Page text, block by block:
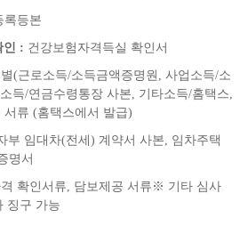
록등본
인 : 건강보험자격득실 확인서
(근로소득/소득금액증명원, 사업소득/소
득/연금수령통장 사본, 기타소득/홈택스,
서류 (홈택스에서 발급)
부 임대차(전세) 계약서 사본, 임차주택
명서
확인서류, 담보제공 서류※ 기타 심사
징구 가능